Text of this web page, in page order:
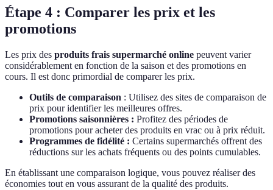
Étape 4 : Comparer les prix et les
promotions
Les prix des produits frais supermarché online peuvent varier
considérablement en fonction de la saison et des promotions en
cours. Il est donc primordial de comparer les prix.
Outils de comparaison : Utilisez des sites de comparaison de
prix pour identifier les meilleures offres.
Promotions saisonnières : Profitez des périodes de
promotions pour acheter des produits en vrac ou à prix réduit.
Programmes de fidélité : Certains supermarchés offrent des
réductions sur les achats fréquents ou des points cumulables.
En établissant une comparaison logique, vous pouvez réaliser des
économies tout en vous assurant de la qualité des produits.